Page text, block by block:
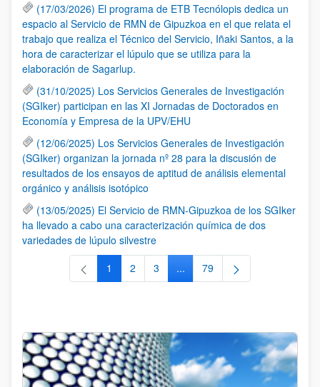
(17/03/2026) El programa de ETB Tecnólopis dedica un
espacio al Servicio de RMN de Gipuzkoa en el que relata el
trabajo que realiza el Técnico del Servicio, Iñaki Santos, a la
hora de caracterizar el lúpulo que se utiliza para la
elaboración de Sagarlup.
(31/10/2025) Los Servicios Generales de Investigación
(SGIker) participan en las XI Jornadas de Doctorados en
Economía y Empresa de la UPV/EHU
(12/06/2025) Los Servicios Generales de Investigación
(SGIker) organizan la jornada nº 28 para la discusión de
resultados de los ensayos de aptitud de análisis elemental
orgánico y análisis isotópico
(13/05/2025) El Servicio de RMN-Gipuzkoa de los SGIker
ha llevado a cabo una caracterización química de dos
variedades de lúpulo silvestre
Página
1 Página
2 Página
3 ...Páginas intermedias Use TAB
Página
79